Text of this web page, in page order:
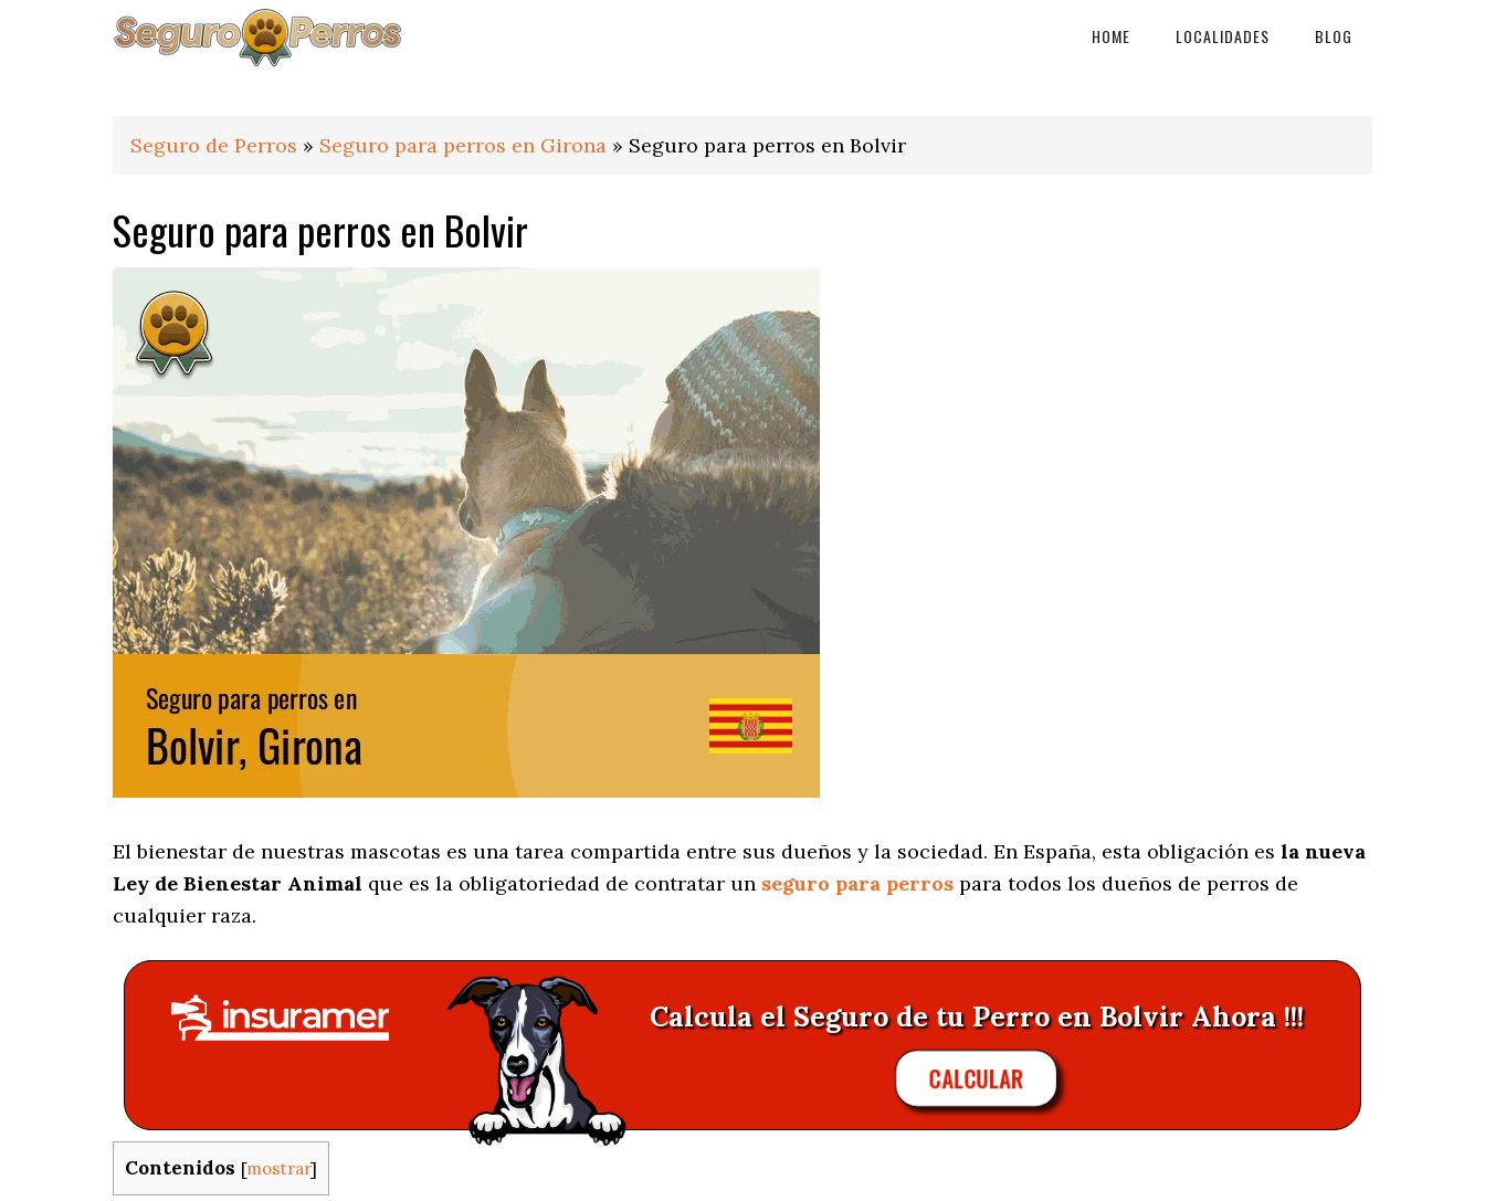
HOME LOCALIDADES BLOG
Seguro de Perros » Seguro para perros en Girona » Seguro para perros en Bolvir
Seguro para perros en Bolvir
El bienestar de nuestras mascotas es una tarea compartida entre sus dueños y la sociedad. En España, esta obligación es la nueva
Ley de Bienestar Animal que es la obligatoriedad de contratar un seguro para perros para todos los dueños de perros de
cualquier raza.
Calcula el Seguro de tu Perro en Bolvir Ahora !!!
CALCULAR
Contenidos [mostrar]